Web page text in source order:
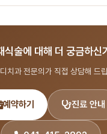
합니다.
는 온라인 예약
수 있습니다.
식술에 대해 더 궁금하신
치과 전문의가 직접 상담해 드
예약하기 진료 안내